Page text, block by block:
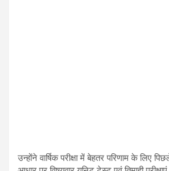
उन्होंने वार्षिक परीक्षा में बेहतर परिणाम के लिए